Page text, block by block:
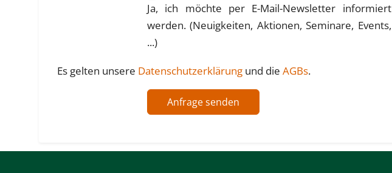
Ja, ich möchte per E-Mail-Newsletter informiert
werden. (Neuigkeiten, Aktionen, Seminare, Events,
...)
Es gelten unsere Datenschutzerklärung und dieAGBs.
Anfrage senden